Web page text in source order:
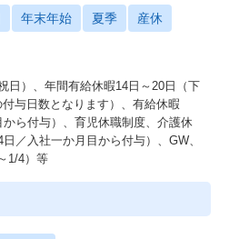
年末年始 夏季 産休
日）、年間有給休暇14日～20日（下
与日数となります）、有給休暇
から付与）、育児休職制度、介護休
／入社一か月目から付与）、GW、
1/4）等